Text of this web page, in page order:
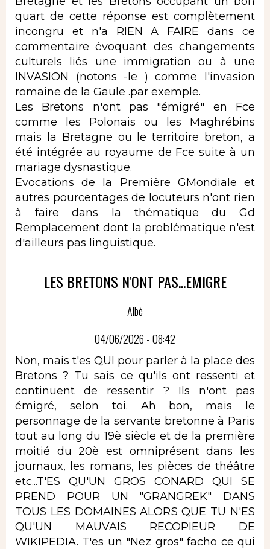
quart de cette réponse est complètement
incongru et n'a RIEN A FAIRE dans ce
commentaire évoquant des changements
culturels liés une immigration ou à une
INVASION (notons -le ) comme l'invasion
romaine de la Gaule .par exemple.
Les Bretons n'ont pas "émigré" en Fce
comme les Polonais ou les Maghrébins
mais la Bretagne ou le territoire breton, a
été intégrée au royaume de Fce suite à un
mariage dysnastique.
Evocations de la Première GMondiale et
autres pourcentages de locuteurs n'ont rien
à faire dans la thématique du Gd
Remplacement dont la problématique n'est
d'ailleurs pas linguistique.
LES BRETONS N'ONT PAS...EMIGRE
Albè
04/06/2026 - 08:42
Non, mais t'es QUI pour parler à la place des
Bretons ? Tu sais ce qu'ils ont ressenti et
continuent de ressentir ? Ils n'ont pas
émigré, selon toi. Ah bon, mais le
personnage de la servante bretonne à Paris
tout au long du 19è siècle et de la première
moitié du 20è est omniprésent dans les
journaux, les romans, les pièces de théâtre
etc...T'ES QU'UN GROS CONARD QUI SE
PREND POUR UN "GRANGREK" DANS
TOUS LES DOMAINES ALORS QUE TU N'ES
QU'UN MAUVAIS RECOPIEUR DE
WIKIPEDIA. T'es un "Nez gros" facho ce qui